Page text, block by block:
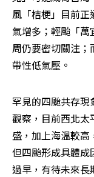
風「桔梗」目前
氣增多；輕颱「萬
周仍要密切關注
帶性低氣壓。
罕見的四颱共存現
觀察，目前西北太
盛，加上海溫較高
但四颱形成具體成
過早，有待未來長